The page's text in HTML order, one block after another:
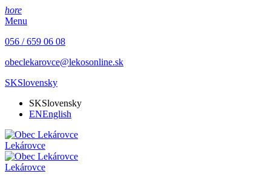
hore
Menu
056 / 659 06 08
obeclekarovce@lekosonline.sk
SKSlovensky
SKSlovensky
ENEnglish
Lekárovce
Lekárovce